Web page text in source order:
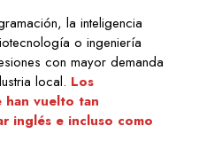
la inteligencia
o ingeniería
con mayor demanda
local. Los
han vuelto tan
inglés e incluso como